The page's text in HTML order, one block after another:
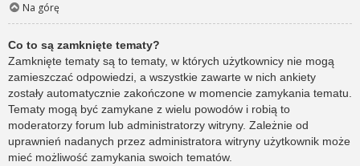
Na górę
Co to są zamknięte tematy?
Zamknięte tematy są to tematy, w których użytkownicy nie mogą
zamieszczać odpowiedzi, a wszystkie zawarte w nich ankiety
zostały automatycznie zakończone w momencie zamykania tematu.
Tematy mogą być zamykane z wielu powodów i robią to
moderatorzy forum lub administratorzy witryny. Zależnie od
uprawnień nadanych przez administratora witryny użytkownik może
mieć możliwość zamykania swoich tematów.